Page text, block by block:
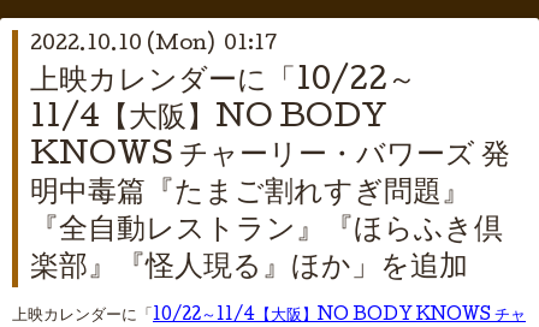
2022.10.10 (Mon) 01:17
上映カレンダーに「10/22～
11/4【大阪】NO BODY
KNOWS チャーリー・バワーズ 発
明中毒篇『たまご割れすぎ問題』
『全自動レストラン』『ほらふき倶
楽部』『怪人現る』ほか」を追加
上映カレンダーに「 10/22～11/4【大阪】NO BODY KNOWS チャ